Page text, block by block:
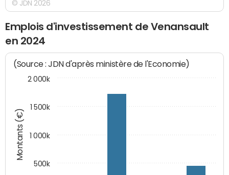
© JDN 2026
Emplois d'investissement de Venansault
en 2024
Montants (€)
(Source : JDN d'après ministère de l'Economie)
500k
1 000k
1 500k
2 000k